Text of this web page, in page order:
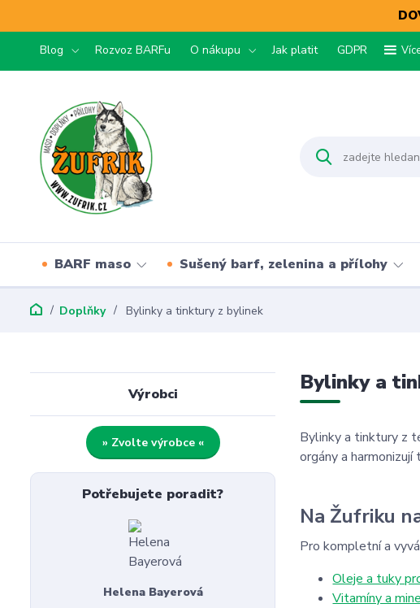
Blog Rozvoz BARFu O nákupu Jak platit GDPR
BARF maso Sušený barf, zelenina a přílohy
Doplňky Bylinky a tinktury z bylinek
Bylinky a
Bylinky a tinktury z
orgány a harmonizují
Na Žufriku
Pro kompletní a
Oleje a tuky
Vitamíny a
Potřebujete poradit?
Helena Bayerová
Výrobci
» Zvolte výrobce «